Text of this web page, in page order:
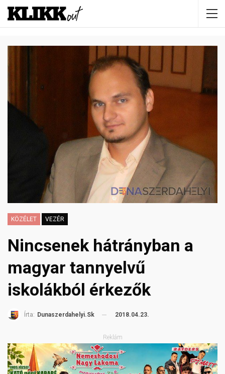
KÖZÉLET VEZÉR
Nincsenek hátrányban a
magyar tannyelvű
iskolákból érkezők
Írta: Dunaszerdahelyi.sk 2018.04.23.
Reklám